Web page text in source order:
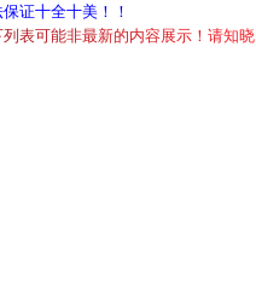
证十全十美！！
列 表可能非最新的内容展示 ！ 请知晓